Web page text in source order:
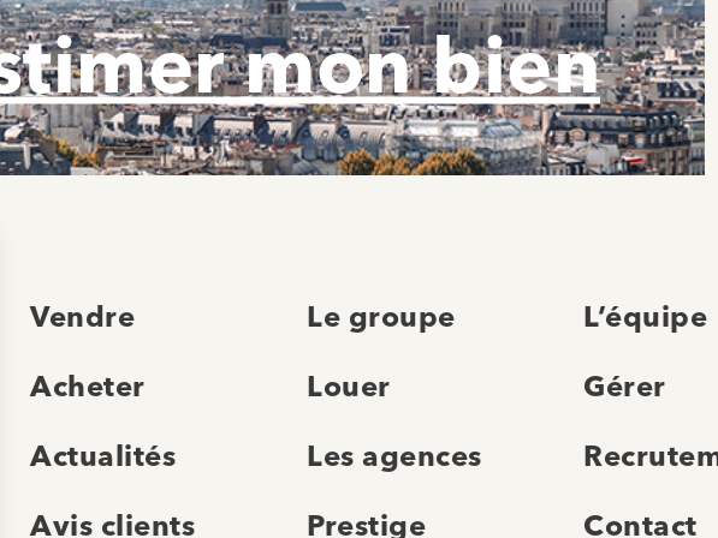
mon bien
Vendre Le groupe L’équipe
Acheter Louer Gérer
Actualités Les agences
Avis clients Prestige Contact